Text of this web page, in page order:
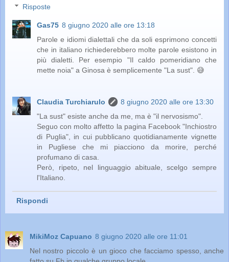
Risposte
Gas75 8 giugno 2020 alle ore 13:18
Parole e idiomi dialettali che da soli esprimono concetti
che in italiano richiederebbero molte parole esistono in
più dialetti. Per esempio "Il caldo pomeridiano che
mette noia" a Ginosa è semplicemente "La sust". 😅
Claudia Turchiarulo
8 giugno 2020 alle ore 13:30
"La sust" esiste anche da me, ma è "il nervosismo".
Seguo con molto affetto la pagina Facebook "Inchiostro
di Puglia", in cui pubblicano quotidianamente vignette
in Pugliese che mi piacciono da morire, perché
profumano di casa.
Però, ripeto, nel linguaggio abituale, scelgo sempre
l'Italiano.
Rispondi
MikiMoz Capuano 8 giugno 2020 alle ore 11:01
Nel nostro piccolo è un gioco che facciamo spesso, anche